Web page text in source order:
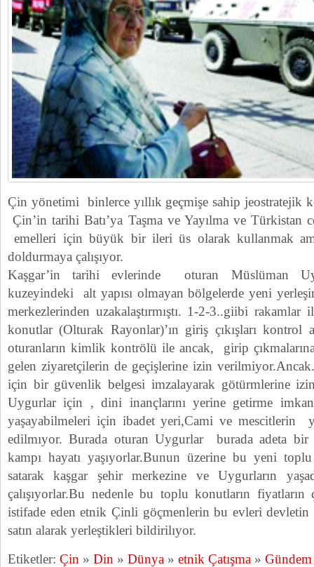
Çin yönetimi binlerce yıllık geçmişe sahip jeostratejik
Çin’in tarihi Batı’ya Taşma ve Yayılma ve Türkistan
emelleri için büyük bir ileri üs olarak kullanmak
doldurmaya çalışıyor.
Kaşgar’in tarihi evlerinde oturan Müslüman
kuzeyindeki alt yapısı olmayan bölgelerde yeni
merkezlerinden uzakalaştırmıştı. 1-2-3..giibi
konutlar (Olturak Rayonlar)’ın giriş çıkışları kontrol
oturanların kimlik kontrölü ile ancak, girip
gelen ziyaretçilerin de geçişlerine izin
için bir güvenlik belgesi imzalayarak götürmlerine
Uygurlar için , dini inançlarını yerine getirme
yaşayabilmeleri için ibadet yeri,Cami ve mescitlerin
edilmıyor. Burada oturan Uygurlar burada adeta bir
kampı hayatı yaşıyorlar.Bunun üzerine bu yeni
satarak kaşgar şehir merkezine ve Uygurların
çalışıyorlar.Bu nedenle bu toplu konutların
istifade eden etnik Çinli göçmenlerin bu evleri devletin
satın alarak yerleştikleri bildirilıyor.
Etiketler: Çin » Din » Dünya » etnik Çatışma » Gündem